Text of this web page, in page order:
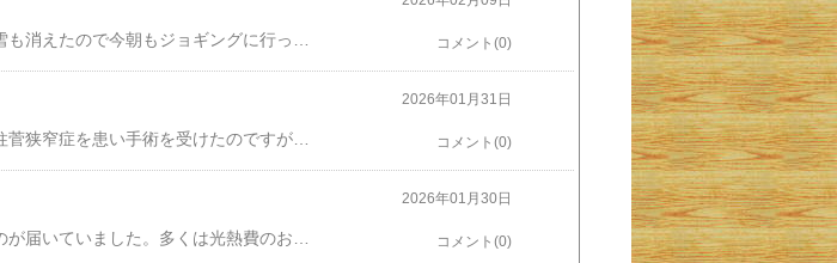
コメント(0)
昨日は検査に次ぐ検査の一日でした。１年少し前に脊柱菅狭窄症を患い手術を受けたのですが、そのとき心臓に若干問題があると言われてカテーテルで血管を広げる治療をしました。それからまる１年、経過は順調です（と思います）が、念のために心電図＋心エコー＋心臓CTの検査を行うこととなり、それが昨日のことでした。ただし、結果は１週間後の診察で告げられることになっているのでまだわかりません。いつも思いますが、私のかかっている病院は患者ファーストでとっても親切なところ。昨日もそれを再認識しました。エコーの予約は13時、CTの予約は14時30分にとってあり、心電図は予約なしで、エコーまでに受けておくようにと指示されていました。そこで私は12時すぎに病院を訪れました。受付を済ませて心電図検査の窓口に検査票を提出したのが12時10分、そこから２分もしないうちに呼ばれてすぐに検査をしていただきました。検査は10分ほどで終了し「エコーまで１時間以上あるので、それまで廊下で待っていてください」と言われました。このときのために、と読書用の本を持っていっていたので早速とりだして読み始めましたが、その途端名前を呼ばれました。「検査スケジュールに余裕ができたので、これからすぐにエコーの検査ができますが、どうしますか？」と尋ねられました。無論こちらは早くやってもらった方がありがたいので、二つ返事でOKしました。エコー検査は20分もかからず終わりましたが、そこからCTの予約時間までには１時間以上あります。さすがにCTの方は予約した時刻通りになりましたが、１時間ただ無為に待っていたわけではありません。CT検査の準備のために血圧や体温を測定したり体調を確認したり、何やらの（よく分からない）点滴をしたり、CT検査の同意書のチェックをしたりと、いろいろとやることがあったので検査までの時間はあっという間に過ぎ、待たされたという感覚はほとんどありませんでした。そしてCT検査は10分ほどで終了。読書はあまり進みませんでしたが会計を済ませたのが14時55分。今回も効率よく診ていただくことができたというお話。
2026年01月31日
コメント(0)
2026年01月30日
コメント(0)